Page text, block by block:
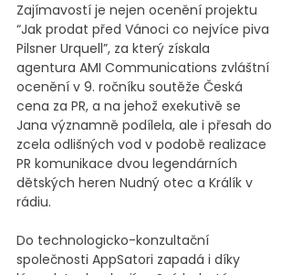
Zajímavostí je nejen ocenění projektu
“Jak prodat před Vánoci co nejvíce piva
Pilsner Urquell”, za který získala
agentura AMI Communications zvláštní
ocenění v 9. ročníku soutěže Česká
cena za PR, a na jehož exekutivě se
Jana významně podílela, ale i přesah do
zcela odlišných vod v podobě realizace
PR komunikace dvou legendárních
dětských heren Nudný otec a Králík v
rádiu.
Do technologicko-konzultační
společnosti AppSatori zapadá i díky